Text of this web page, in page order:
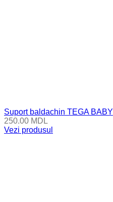
Suport baldachin TEGA BABY
250.00 MDL
Vezi produsul